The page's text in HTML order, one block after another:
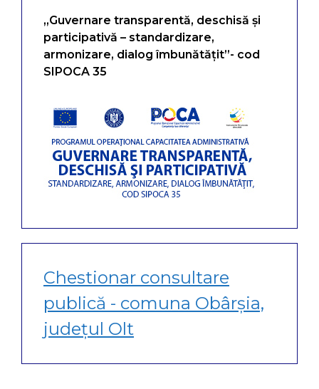
„Guvernare transparentă, deschisă și
participativă – standardizare,
armonizare, dialog îmbunătățit”- cod
SIPOCA 35
Chestionar consultare
publică - comuna Obârșia,
județul Olt